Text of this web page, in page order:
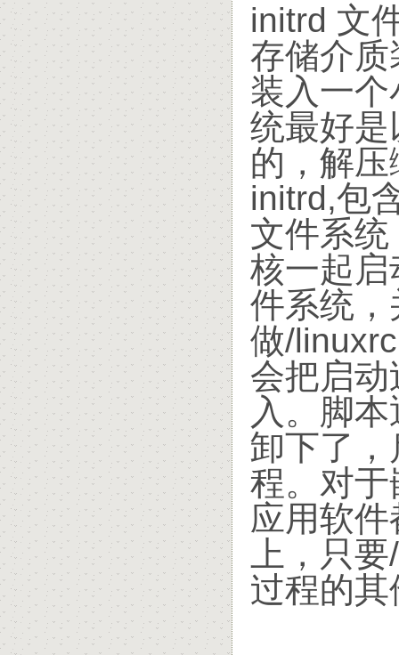
initrd 文
存储介
装入一
统最好
的，解
initrd,包
文件系
核一起
件系统
做/
会把启
入。脚
卸下了
程。对
应用软
上，只
过程的